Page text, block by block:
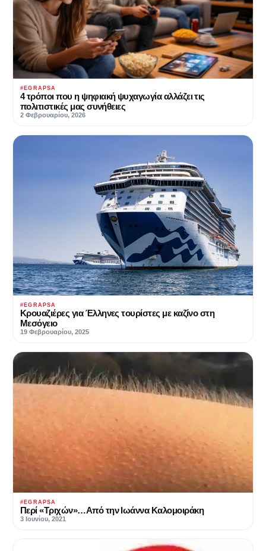
#EGRAPSA
4 τρόποι που η ψηφιακή ψυχαγωγία αλλάζει τις
πολιτιστικές μας συνήθειες
2 Φεβρουαρίου, 2026
#EGRAPSA
Κρουαζιέρες για Έλληνες τουρίστες με καζίνο στη
Μεσόγειο
19 Φεβρουαρίου, 2025
#EGRAPSA
Περί «Τριχών»…Από την Ιωάννα Καλομοιράκη
3 Ιουνίου, 2021